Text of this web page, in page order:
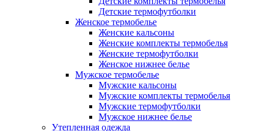
Детские термофутболки
Женское термобелье
Женские кальсоны
Женские комплекты термобелья
Женские термофутболки
Женское нижнее белье
Мужское термобелье
Мужские кальсоны
Мужские комплекты термобелья
Мужские термофутболки
Мужское нижнее белье
Утепленная одежда